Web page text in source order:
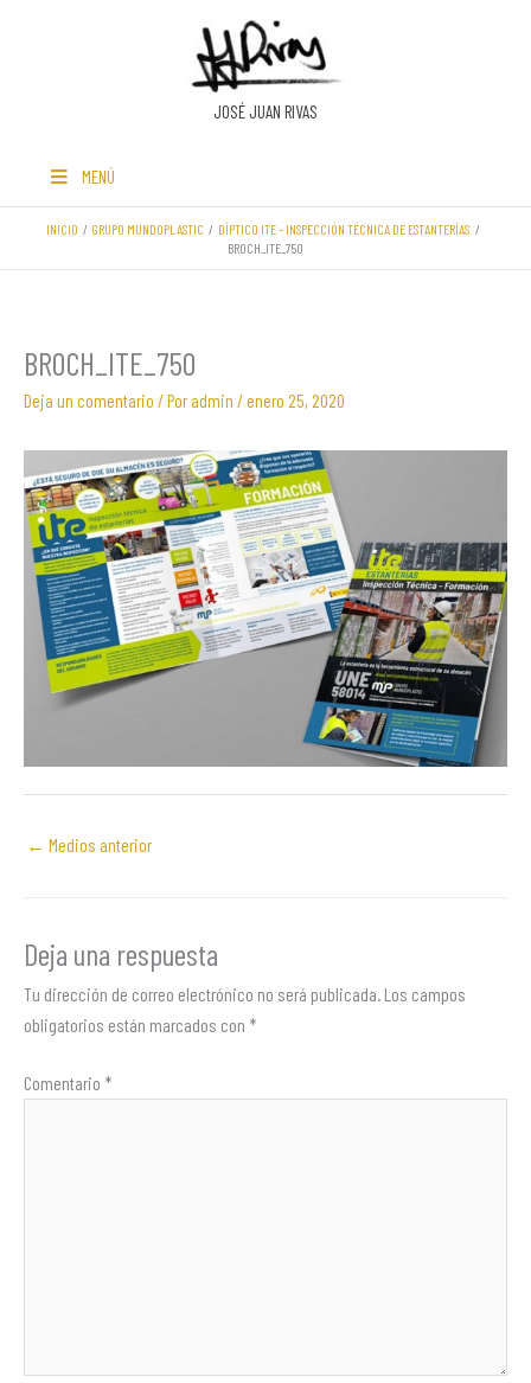
JOSÉ JUAN RIVAS
MENÚ
INICIO GRUPO MUNDOPLASTIC
DÍPTICO ITE – INSPECCIÓN TÉCNICA DE ESTANTERÍAS.
BROCH_ITE_750
BROCH_ITE_750
Deja un comentario / Poradmin /enero 25, 2020
← Medios anterior
Deja una respuesta
Tu dirección de correo electrónico no será publicada. Los campos
obligatorios están marcados con *
Comentario *